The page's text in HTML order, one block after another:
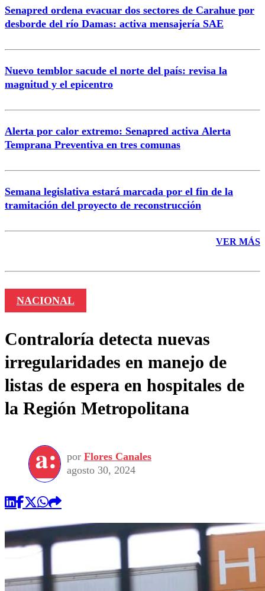
Correo
Senapred ordena evacuar dos sectores de Carahue por
desborde del río Damas: activa mensajería SAE
Nuevo temblor sacude el norte del país: revisa la
magnitud y el epicentro
Alerta por calor extremo: Senapred activa Alerta
Temprana Preventiva en tres comunas
Semana legislativa estará marcada por el fin de la
tramitación del proyecto de reconstrucción
VER MÁS
NACIONAL
Contraloría detecta nuevas
irregularidades en manejo de
listas de espera en hospitales de
la Región Metropolitana
por Flores Canales
agosto 30, 2024